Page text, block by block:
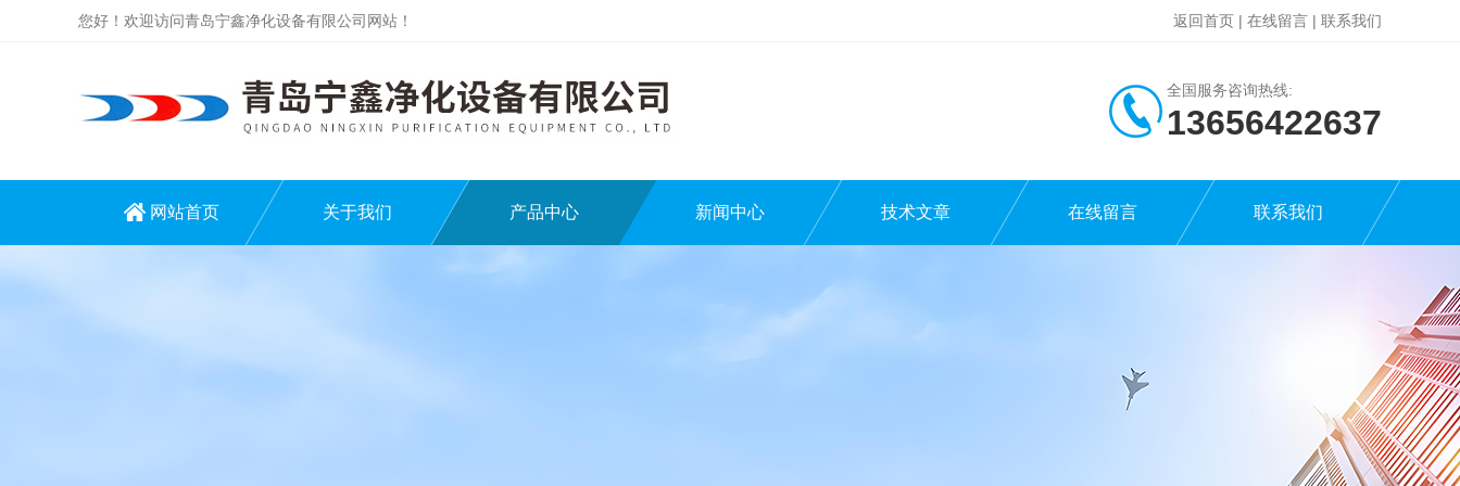
您好！欢迎访问青岛宁鑫净化设备有限公司网站！ 返回首页 | 在线留言 | 联系我们
全国服务咨询热线:
13656422637
网站首页 关于我们 产品中心 新闻中心 技术文章 在线留言 联系我们